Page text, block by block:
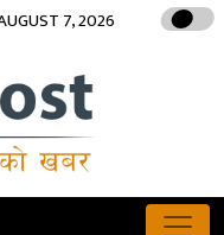
7, 2026